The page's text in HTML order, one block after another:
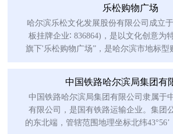
乐松购物广场
哈尔滨乐松文化发展股份有限公司成立
板挂牌企业∶ 836864)，是以文化创意为
旗下'乐松购物广场”，是哈尔滨市地标型
中国铁路哈尔滨局集团有
中国铁路哈尔滨局集团有限公司隶属于
有限公司，是国有铁路运输企业。集团
的东北端，管辖范围地理坐标北纬